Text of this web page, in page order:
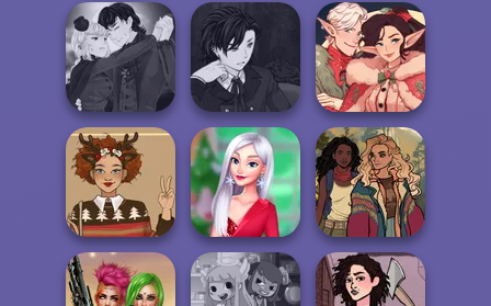
Thumbelina
Tokyo Mew Mew
Creator
Rapunzel
Zombie Curse
Manga Creator
Vampire Hunter
P...
Manga Creator
Vampire Hunter
P...
Santa's
Workshop